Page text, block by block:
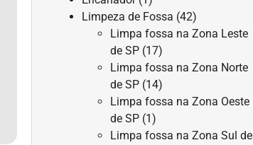
Limpeza de Fossa (42)
Limpa fossa na Zona Leste
de SP (17)
Limpa fossa na Zona Norte
de SP (14)
Limpa fossa na Zona Oeste
de SP (1)
Limpa fossa na Zona Sul de